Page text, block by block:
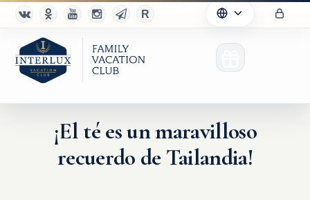
¡El té es un maravilloso
recuerdo de Tailandia!